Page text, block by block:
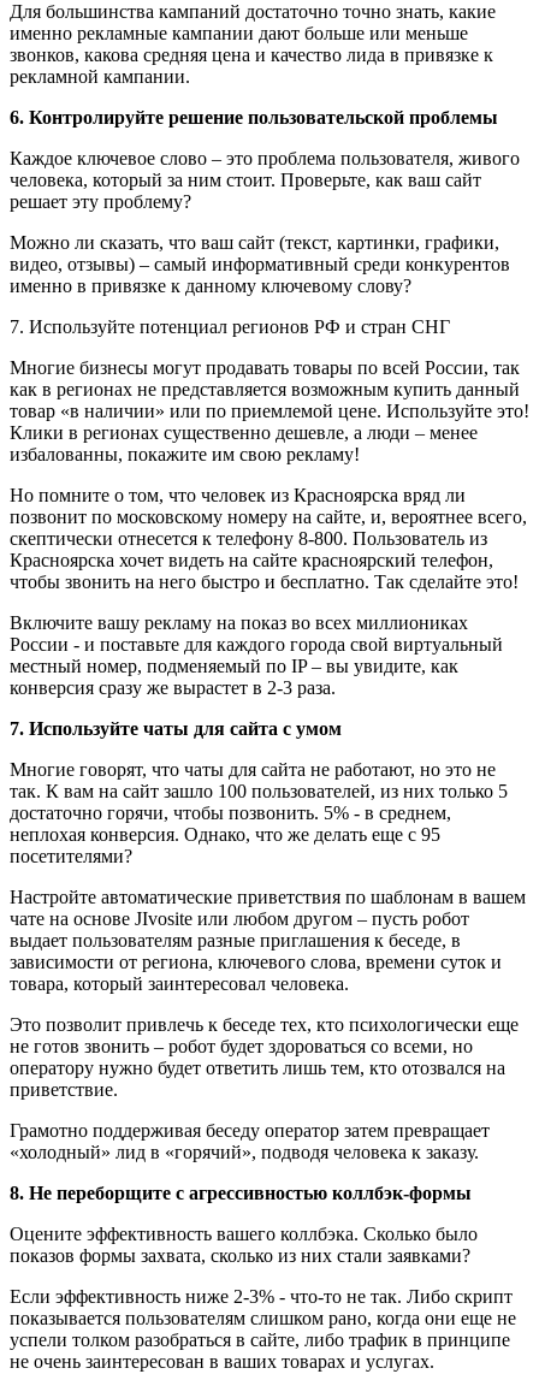
Для большинства кампаний достаточно точно знать, какие
именно рекламные кампании дают больше или меньше
звонков, какова средняя цена и качество лида в привязке к
рекламной кампании.
6. Контролируйте решение пользовательской проблемы
Каждое ключевое слово – это проблема пользователя, живого
человека, который за ним стоит. Проверьте, как ваш сайт
решает эту проблему?
Можно ли сказать, что ваш сайт (текст, картинки, графики,
видео, отзывы) – самый информативный среди конкурентов
именно в привязке к данному ключевому слову?
7. Используйте потенциал регионов РФ и стран СНГ
Многие бизнесы могут продавать товары по всей России, так
как в регионах не представляется возможным купить данный
товар «в наличии» или по приемлемой цене. Используйте это!
Клики в регионах существенно дешевле, а люди – менее
избалованны, покажите им свою рекламу!
Но помните о том, что человек из Красноярска вряд ли
позвонит по московскому номеру на сайте, и, вероятнее всего,
скептически отнесется к телефону 8-800. Пользователь из
Красноярска хочет видеть на сайте красноярский телефон,
чтобы звонить на него быстро и бесплатно. Так сделайте это!
Включите вашу рекламу на показ во всех миллиониках
России - и поставьте для каждого города свой виртуальный
местный номер, подменяемый по IP – вы увидите, как
конверсия сразу же вырастет в 2-3 раза.
7. Используйте чаты для сайта с умом
Многие говорят, что чаты для сайта не работают, но это не
так. К вам на сайт зашло 100 пользователей, из них только 5
достаточно горячи, чтобы позвонить. 5% - в среднем,
неплохая конверсия. Однако, что же делать еще с 95
посетителями?
Настройте автоматические приветствия по шаблонам в вашем
чате на основе JIvosite или любом другом – пусть робот
выдает пользователям разные приглашения к беседе, в
зависимости от региона, ключевого слова, времени суток и
товара, который заинтересовал человека.
Это позволит привлечь к беседе тех, кто психологически еще
не готов звонить – робот будет здороваться со всеми, но
оператору нужно будет ответить лишь тем, кто отозвался на
приветствие.
Грамотно поддерживая беседу оператор затем превращает
«холодный» лид в «горячий», подводя человека к заказу.
8. Не переборщите с агрессивностью коллбэк-формы
Оцените эффективность вашего коллбэка. Сколько было
показов формы захвата, сколько из них стали заявками?
Если эффективность ниже 2-3% - что-то не так. Либо скрипт
показывается пользователям слишком рано, когда они еще не
успели толком разобраться в сайте, либо трафик в принципе
не очень заинтересован в ваших товарах и услугах.